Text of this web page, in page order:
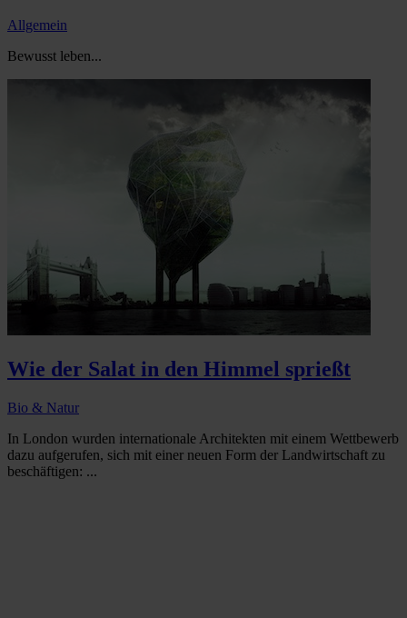
Allgemein
Bewusst leben...
Wie der Salat in den Himmel sprießt
Bio & Natur
In London wurden internationale Architekten mit einem Wettbewerb
dazu aufgerufen, sich mit einer neuen Form der Landwirtschaft zu
beschäftigen: ...